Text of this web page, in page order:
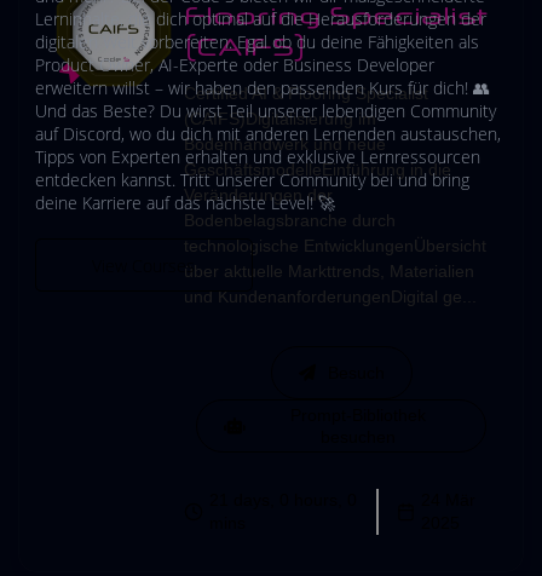
Flooring Specialist
(CAIFS)
Certified AI & Flooring Specialist
(CAIFS)Digitalisierung im
Bodenhandwerk und neue
GeschäftsmodelleEinführung in die
Veränderungen der
Bodenbelagsbranche durch
technologische EntwicklungenÜbersicht
über aktuelle Markttrends, Materialien
und KundenanforderungenDigital ge...
Lerninhalte, die dich optimal auf die Herausforderungen der
digitalen Welt vorbereiten. Egal ob du deine Fähigkeiten als
Product Owner, AI-Experte oder Business Developer
erweitern willst – wir haben den passenden Kurs für dich! 👥
Und das Beste? Du wirst Teil unserer lebendigen Community
auf Discord, wo du dich mit anderen Lernenden austauschen,
Tipps von Experten erhalten und exklusive Lernressourcen
entdecken kannst. Tritt unserer Community bei und bring
deine Karriere auf das nächste Level! 🚀
View Courses